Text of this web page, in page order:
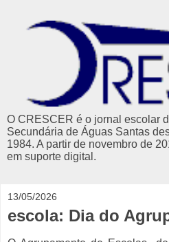
O CRESCER é o jornal escolar
Secundária de Águas Santas
1984. A partir de novembro de
em suporte digital.
13/05/2026
escola: Dia do